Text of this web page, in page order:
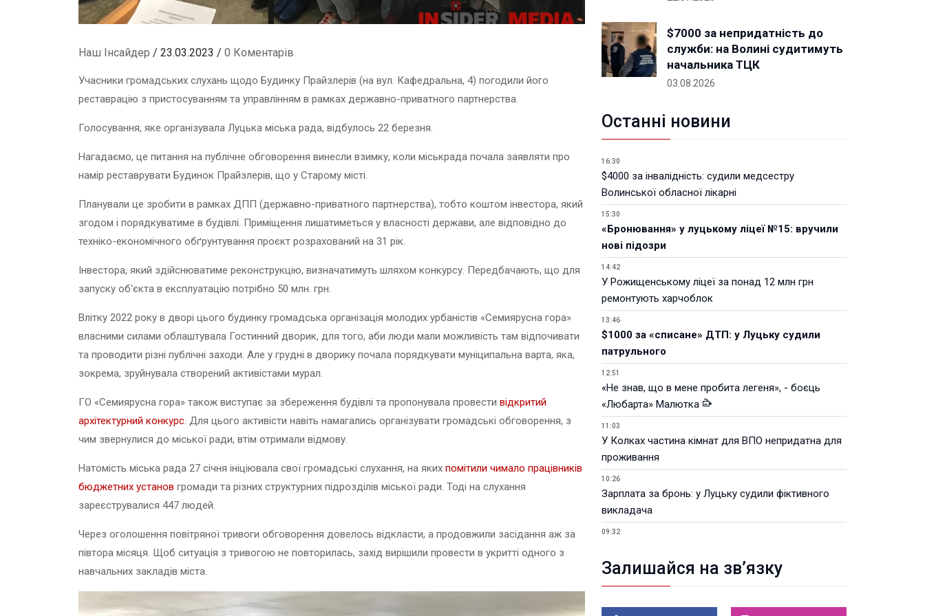
Наш Інсайдер / 23.03.2023 / 0 Коментарів
Учасники громадських слухань щодо Будинку Прайзлерів (на вул. Кафедральна, 4) погодили його
реставрацію з пристосуванням та управлінням в рамках державно-приватного партнерства.
Голосування, яке організувала Луцька міська рада, відбулось 22 березня.
Нагадаємо, це питання на публічне обговорення винесли взимку, коли міськрада почала заявляти про
намір реставрувати Будинок Прайзлерів, що у Старому місті.
Планували це зробити в рамках ДПП (державно-приватного партнерства), тобто коштом інвестора, який
згодом і порядкуватиме в будівлі. Приміщення лишатиметься у власності держави, але відповідно до
техніко-економічного обґрунтування проєкт розрахований на 31 рік.
Інвестора, який здійснюватиме реконструкцію, визначатимуть шляхом конкурсу. Передбачають, що для
запуску об'єкта в експлуатацію потрібно 50 млн. грн.
Влітку 2022 року в дворі цього будинку громадська організація молодих урбаністів «Семиярусна гора»
власними силами облаштувала Гостинний дворик, для того, аби люди мали можливість там відпочивати
та проводити різні публічні заходи. Але у грудні в дворику почала порядкувати муніципальна варта, яка,
зокрема, зруйнувала створений активістами мурал.
ГО «Семиярусна гора» також виступає за збереження будівлі та пропонувала провести відкритий
архітектурний конкурс. Для цього активісти навіть намагались організувати громадські обговорення, з
чим звернулися до міської ради, втім отримали відмову.
Натомість міська рада 27 січня ініціювала свої громадські слухання, на яких помітили чимало працівників
бюджетних установ громади та різних структурних підрозділів міської ради. Тоді на слухання
зареєструвалися 447 людей.
Через оголошення повітряної тривоги обговорення довелось відкласти, а продовжили засідання аж за
півтора місяця. Щоб ситуація з тривогою не повторилась, захід вирішили провести в укритті одного з
навчальних закладів міста.
$7000 за непридатність до
служби: на Волині судитимуть
начальника ТЦК
03.08.2026
Останні новини
16:30
$4000 за інвалідність: судили медсестру
Волинської обласної лікарні
15:30
«Бронювання» у луцькому ліцеї №15: вручили
нові підозри
14:42
У Рожищенському ліцеї за понад 12 млн грн
ремонтують харчоблок
13:46
$1000 за «списане» ДТП: у Луцьку судили
патрульного
12:51
«Не знав, що в мене пробита легеня», - боєць
«Любарта» Малютка
11:03
У Колках частина кімнат для ВПО непридатна для
проживання
10:26
Зарплата за бронь: у Луцьку судили фіктивного
викладача
09:32
05.08.2026 21:18
Порівняння телеоб'єктивів Sigma Sports та Sony G-
Залишайся на зв’язку